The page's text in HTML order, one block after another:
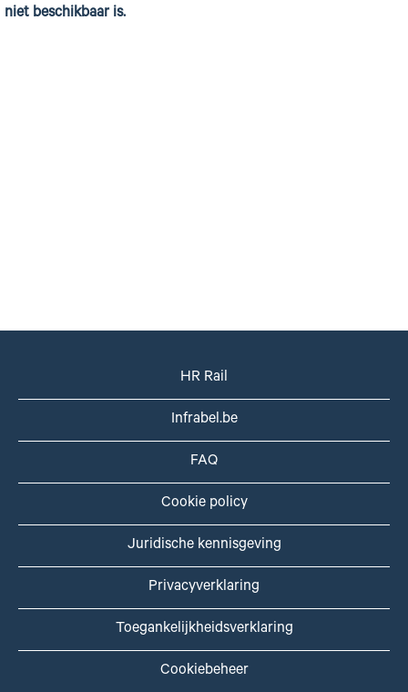
niet beschikbaar is.
HR Rail
Infrabel.be
FAQ
Cookie policy
Juridische kennisgeving
Privacyverklaring
Toegankelijkheidsverklaring
Cookiebeheer